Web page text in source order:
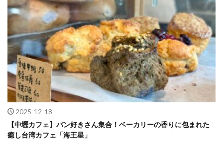
2025-12-18
【中壢カフェ】パン好きさん集合！ベーカリーの香りに包まれた
癒し台湾カフェ「海王星」